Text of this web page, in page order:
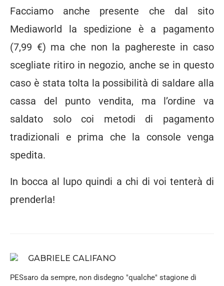
Facciamo anche presente che dal sito
Mediaworld la spedizione è a pagamento
(7,99 €) ma che non la paghereste in caso
scegliate ritiro in negozio, anche se in questo
caso è stata tolta la possibilità di saldare alla
cassa del punto vendita, ma l’ordine va
saldato solo coi metodi di pagamento
tradizionali e prima che la console venga
spedita.
In bocca al lupo quindi a chi di voi tenterà di
prenderla!
GABRIELE CALIFANO
PESsaro da sempre, non disdegno "qualche" stagione di